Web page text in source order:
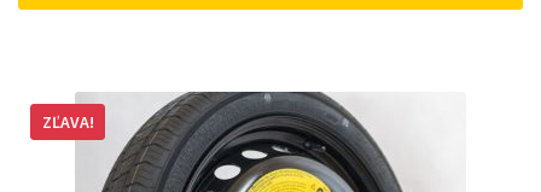
ZĽAVA!